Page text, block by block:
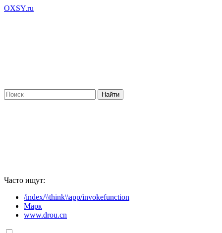
OXSY.ru
Часто ищут:
/index/\\think\\app/invokefunction
Марк
www.drou.cn